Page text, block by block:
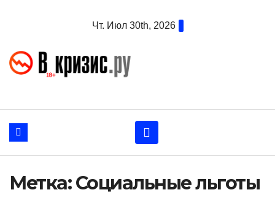
Чт. Июл 30th, 2026
Метка:Социальные льготы